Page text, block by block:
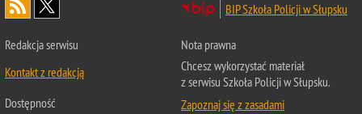
BIP Szkoła Policji w Słupsku
Redakcja serwisu
Kontakt z redakcją
Dostępność
Nota prawna
Chcesz wykorzystać materiał
z serwisu Szkoła Policji w Słupsku.
Zapoznaj się z zasadami